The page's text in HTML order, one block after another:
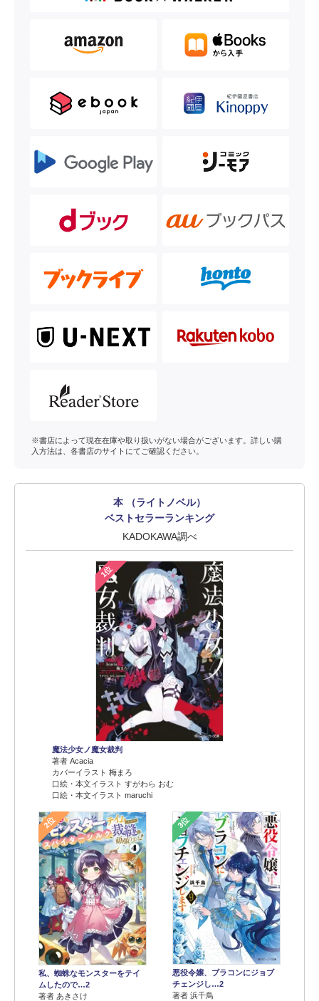
※書店によって現在在庫や取り扱いがない場合がございます。詳しい購
入方法は、各書店のサイトにてご確認ください。
本 （ライトノベル）
ベストセラーランキング
KADOKAWA調べ
1位
魔法少女ノ魔女裁判
著者 Acacia
カバーイラスト 梅まろ
口絵・本文イラスト すがわら おむ
口絵・本文イラスト maruchi
2位
私、蜘蛛なモンスターをテイ
ムしたので…2
著者 あきさけ
3位
悪役令嬢、ブラコンにジョブ
チェンジし…2
著者 浜千鳥